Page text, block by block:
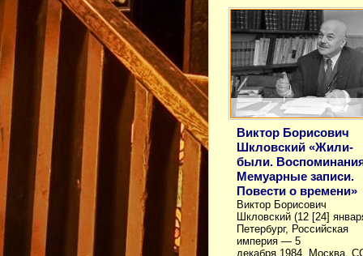
Виктор Борисович
Шкловский «Жили-
были.
Мемуарные записи.
Повести о времени»
Виктор Борисович
Шкловский (12 [24]
Петербург, Российская
империя — 5
декабря 1984, Москва,